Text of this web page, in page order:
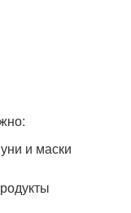
и маски